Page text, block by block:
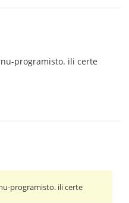
programisto. ili certe
programisto. ili certe